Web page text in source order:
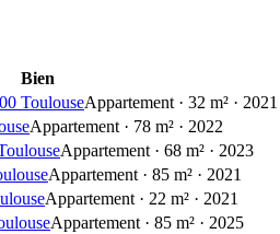
Bien
ToulouseAppartement · 32 m² · 2021
Appartement · 78 m² · 2022
Appartement · 68 m² · 2023
Appartement · 85 m² · 2021
Appartement · 22 m² · 2021
Appartement · 85 m² · 2025